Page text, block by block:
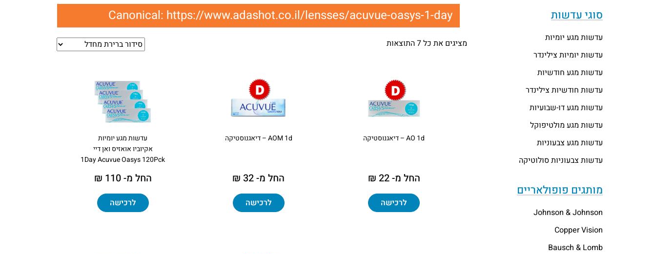
סוגי עדשות
עדשות מגע יומיות
עדשות יומיות צילינדר
עדשות מגע חודשיות
עדשות חודשיות צילינדר
עדשות מגע דו-שבועיות
עדשות מגע מולטיפוקל
עדשות מגע צבעוניות
עדשות צבעוניות סולוטיקה
מותגים פופולאריים
Johnson & Johnson
Copper Vision
Bausch & Lomb
Canonical: https://www.adashot.co.il/lensses/acuvue-oasys-1-day
מציגים את כל ⁦7⁩ התוצאות
AO 1d – דיאגנוסטיקה
החל מ- 22 ₪
לרכישה
AOM 1d – דיאגנוסטיקה
החל מ- 32 ₪
לרכישה
עדשות מגע יומיות
אקיוביו אואזיס ואן דיי
1Day Acuvue Oasys 120Pck
החל מ- 110 ₪
לרכישה